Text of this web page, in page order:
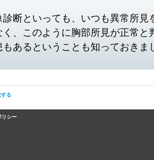
断といっても、いつも異常所見
く、このように胸部所見が正常と
もあるということも知っておきま
る
リシー